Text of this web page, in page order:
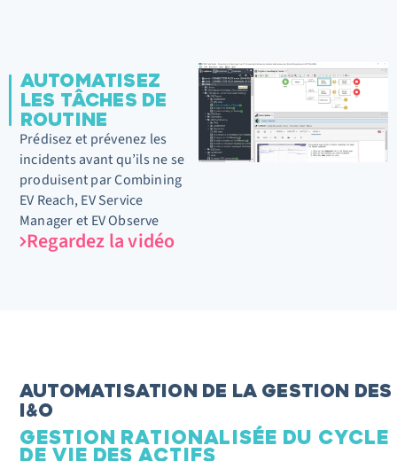
AUTOMATISEZ
LES TÂCHES DE
ROUTINE
Prédisez et prévenez les
incidents avant qu’ils ne se
produisentparCombining
EV Reach, EV Service
Manager et EV Observe
Regardez la vidéo
AUTOMATISATION DE LA GESTION DES
I&O
GESTION RATIONALISÉE DU CYCLE
DE VIE DES ACTIFS